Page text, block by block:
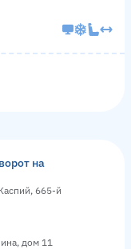
на
665-й
дом 11